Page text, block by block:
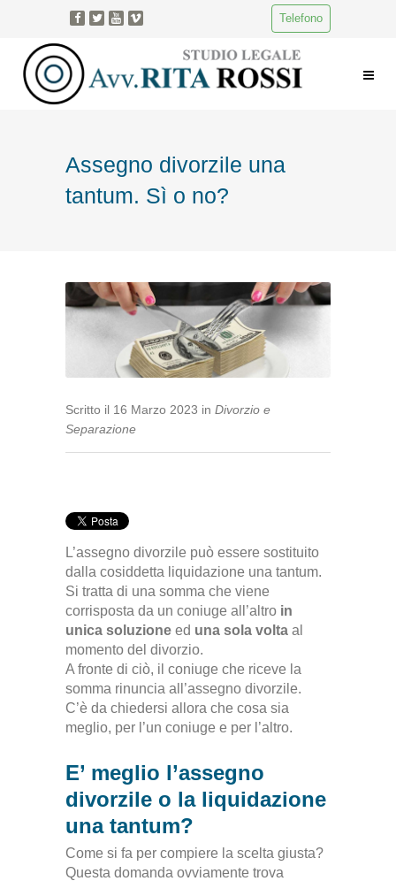
Telefono
Assegno divorzile una
tantum. Sì o no?
Scritto il 16 Marzo 2023 in Divorzio e
Separazione
L’assegno divorzile può essere sostituito
dalla cosiddetta liquidazione una tantum.
Si tratta di una somma che viene
corrisposta da un coniuge all’altro in
unica soluzione ed una sola volta al
momento del divorzio.
A fronte di ciò, il coniuge che riceve la
somma rinuncia all’assegno divorzile.
C’è da chiedersi allora che cosa sia
meglio, per l’un coniuge e per l’altro.
E’ meglio l’assegno
divorzile o la liquidazione
una tantum?
Come si fa per compiere la scelta giusta?
Questa domanda ovviamente trova